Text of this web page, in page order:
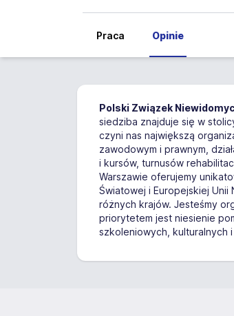
Praca Opinie
Polski Związek
siedziba znajduje się w
czyni nas największą
zawodowym i prawnym,
i kursów, turnusów
Warszawie oferujemy
Światowej i Europejskiej
różnych krajów. Jesteśmy
priorytetem jest niesienie
szkoleniowych, kulturalnych